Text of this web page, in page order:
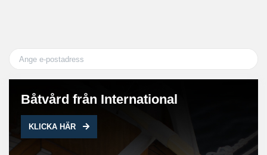
Båtvård från International
KLICKA HÄR